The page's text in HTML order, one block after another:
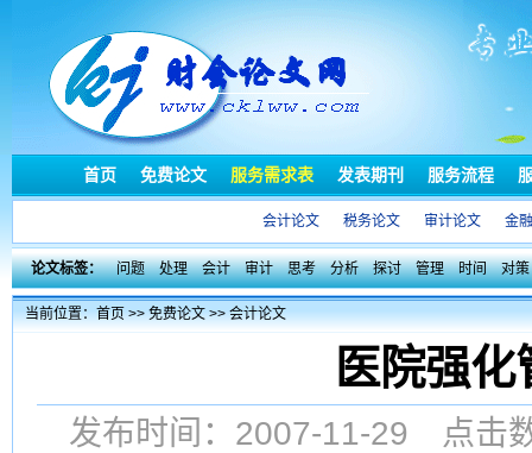
首页 免费论文 服务需求表 发表期刊 服务流程
会计论文 税务论文 审计论文 金
论文标签： 问题 处理 会计 审计 思考 分析 探讨 管理 时间 对策
当前位置：首页>>免费论文>>会计论文
医院强
发布时间：2007-11-29 点